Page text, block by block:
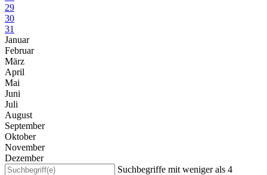
29
30
31
Januar
Februar
März
April
Mai
Juni
Juli
August
September
Oktober
November
Dezember
Suchbegriffe mit weniger als 4